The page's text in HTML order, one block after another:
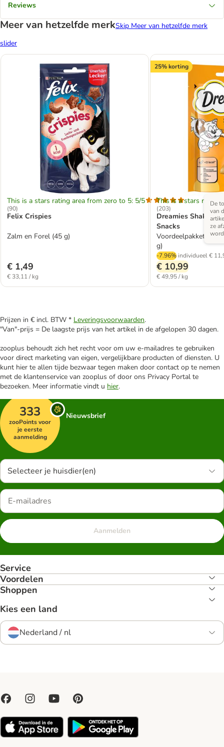
Reviews
Meer van hetzelfde merkSkip Meer van hetzelfde merk
slider
This is a stars rating area from zero to 5: 5/5
(90)
Felix Crispies
Zalm en Forel (45 g)
€ 1,49
€ 33,11 / kg
25% korting
This is a stars rating
(203)
Dreamies
Snacks
Voordeelpakket:
g)
-7.96% individueel €
De
van
ze
€ 10,99
€ 49,95 / kg
Prijzen in € incl. BTW * Leveringsvoorwaarden.
"Van"-prijs = De laagste prijs van het artikel in de afgelopen 30 dagen.
zooplus behoudt zich het recht voor om uw e-mailadres te gebruiken
voor direct marketing van eigen, vergelijkbare producten of diensten. U
kunt hier te allen tijde bezwaar tegen maken door contact op te nemen
met de klantenservice van zooplus of door ons Privacy Portal te
bezoeken. Meer informatie vindt u hier.
333
zooPoints voor
je eerste
aanmelding
Nieuwsbrief
Selecteer je huisdier(en)
Aanmelden
Service
Voordelen
Shoppen
Kies een land
Nederland / nl